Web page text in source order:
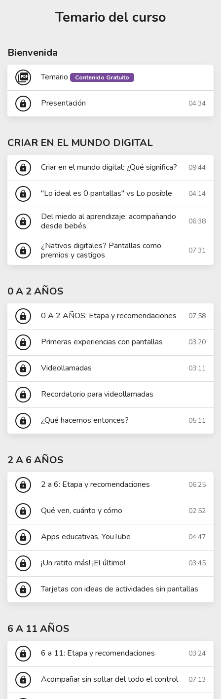
Temario del curso
Bienvenida
picture_as_pdf Temario Contenido Gratuito
lock Presentación 04:34
CRIAR EN EL MUNDO DIGITAL
lock Criar en el mundo digital: ¿Qué significa? 09:44
lock "Lo ideal es 0 pantallas" vs Lo posible 04:14
lock
Del miedo al aprendizaje: acompañando
desde bebés
06:38
lock
¿Nativos digitales? Pantallas como
premios y castigos
07:31
0 A 2 AÑOS
lock 0 A 2 AÑOS: Etapa y recomendaciones 07:58
lock Primeras experiencias con pantallas 03:20
lock Videollamadas 03:11
lock Recordatorio para videollamadas
lock ¿Qué hacemos entonces? 05:11
2 A 6 AÑOS
lock 2 a 6: Etapa y recomendaciones 06:25
lock Qué ven, cuánto y cómo 02:52
lock Apps educativas, YouTube 04:47
lock ¡Un ratito más! ¡El último! 03:45
lock Tarjetas con ideas de actividades sin pantallas
6 A 11 AÑOS
lock 6 a 11: Etapa y recomendaciones 03:24
lock Acompañar sin soltar del todo el control 07:13